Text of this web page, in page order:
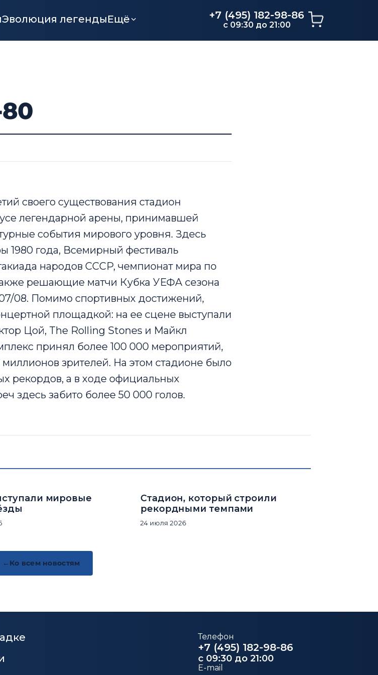
Эволюция легендыЕщё +7 (495) 182-98-86
c 09:30 до 21:00
своего существования стадион
легендарной арены, принимавшей
события мирового уровня. Здесь
1980 года, Всемирный фестиваль
народов СССР, чемпионат мира по
также решающие матчи Кубка УЕФА сезона
08. Помимо спортивных достижений,
площадкой: на ее сцене выступали
Цой, The Rolling Stones и Майкл
принял более 100 000 мероприятий,
зрителей. На этом стадионе было
рекордов, а в ходе официальных
здесь забито более 50 000 голов.
мировые
Стадион, который строили
рекордными темпами
24 июля 2026
Ко всем новостям
Телефон
+7 (495) 182-98-86
c 09:30 до 21:00
E-mail